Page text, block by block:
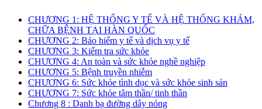
CHƯƠNG 1: HỆ THỐNG Y TẾ VÀ HỆ THỐNG KHÁM,
CHỮA BỆNH TẠI HÀN QUỐC
CHƯƠNG 2: Bảo hiểm y tế và dịch vụ y tế
CHƯƠNG 3: Kiểm tra sức khỏe
CHƯƠNG 4: An toàn và sức khỏe nghề nghiệp
CHƯƠNG 5: Bệnh truyền nhiễm
CHƯƠNG 6: Sức khỏe tình dục và sức khỏe sinh sản
CHƯƠNG 7: Sức khỏe tâm thần/ tinh thần
Chương 8 : Danh bạ đường dây nóng